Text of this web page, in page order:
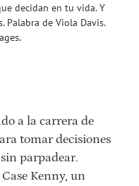
decidan en tu vida. Y
Palabra de Viola Davis.
a la carrera de
tomar decisiones
parpadear.
Kenny, un